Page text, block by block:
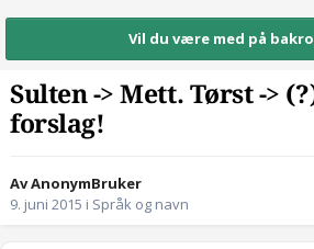
Vil du være med på
Sulten -> Mett. Tørst ->
forslag!
Av AnonymBruker
9. juni 2015 i Språk og navn